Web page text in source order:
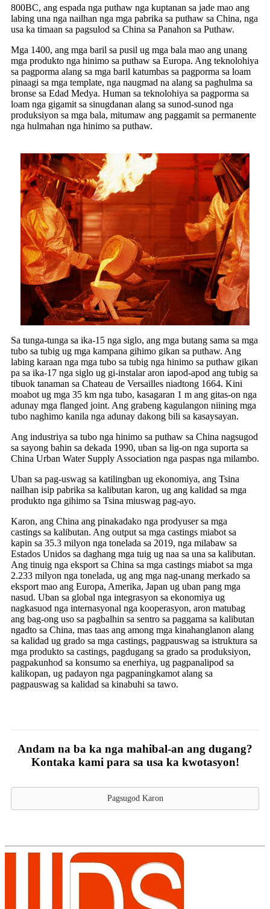
800BC, ang espada nga puthaw nga kuptanan sa jade mao ang
labing una nga nailhan nga mga pabrika sa puthaw sa China, nga
usa ka timaan sa pagsulod sa China sa Panahon sa Puthaw.
Mga 1400, ang mga baril sa pusil ug mga bala mao ang unang
mga produkto nga hinimo sa puthaw sa Europa. Ang teknolohiya
sa pagporma alang sa mga baril katumbas sa pagporma sa loam
pinaagi sa mga template, nga naugmad na alang sa paghulma sa
bronse sa Edad Medya. Human sa teknolohiya sa pagporma sa
loam nga gigamit sa sinugdanan alang sa sunod-sunod nga
produksiyon sa mga bala, mitumaw ang paggamit sa permanente
nga hulmahan nga hinimo sa puthaw.
Sa tunga-tunga sa ika-15 nga siglo, ang mga butang sama sa mga
tubo sa tubig ug mga kampana gihimo gikan sa puthaw. Ang
labing karaan nga mga tubo sa tubig nga hinimo sa puthaw gikan
pa sa ika-17 nga siglo ug gi-instalar aron iapod-apod ang tubig sa
tibuok tanaman sa Chateau de Versailles niadtong 1664. Kini
moabot ug mga 35 km nga tubo, kasagaran 1 m ang gitas-on nga
adunay mga flanged joint. Ang grabeng kagulangon niining mga
tubo naghimo kanila nga adunay dakong bili sa kasaysayan.
Ang industriya sa tubo nga hinimo sa puthaw sa China nagsugod
sa sayong bahin sa dekada 1990, uban sa lig-on nga suporta sa
China Urban Water Supply Association nga paspas nga milambo.
Uban sa pag-uswag sa katilingban ug ekonomiya, ang Tsina
nailhan isip pabrika sa kalibutan karon, ug ang kalidad sa mga
produkto nga gihimo sa Tsina miuswag pag-ayo.
Karon, ang China ang pinakadako nga prodyuser sa mga
castings sa kalibutan. Ang output sa mga castings miabot sa
kapin sa 35.3 milyon nga tonelada sa 2019, nga milabaw sa
Estados Unidos sa daghang mga tuig ug naa sa una sa kalibutan.
Ang tinuig nga eksport sa China sa mga castings miabot sa mga
2.233 milyon nga tonelada, ug ang mga nag-unang merkado sa
eksport mao ang Europa, Amerika, Japan ug uban pang mga
nasud. Uban sa global nga integrasyon sa ekonomiya ug
nagkasuod nga internasyonal nga kooperasyon, aron matubag
ang bag-ong uso sa pagbalhin sa sentro sa paggama sa kalibutan
ngadto sa China, mas taas ang among mga kinahanglanon alang
sa kalidad ug grado sa mga castings, pagpauswag sa istruktura sa
mga produkto sa castings, pagdugang sa grado sa produksiyon,
pagpakunhod sa konsumo sa enerhiya, ug pagpanalipod sa
kalikopan, ug padayon nga pagpaningkamot alang sa
pagpauswag sa kalidad sa kinabuhi sa tawo.
Andam na ba ka nga mahibal-an ang dugang?
Kontaka kami para sa usa ka kwotasyon!
Pagsugod Karon